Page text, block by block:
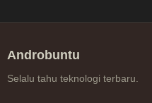
Androbuntu
Selalu tahu teknologi terbaru.